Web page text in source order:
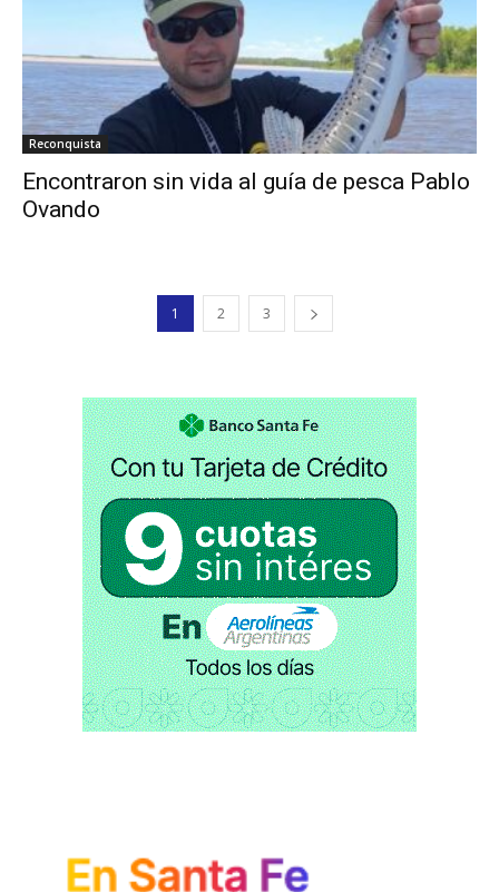
Reconquista
Encontraron sin vida al guía de pesca Pablo
Ovando
1 2 3